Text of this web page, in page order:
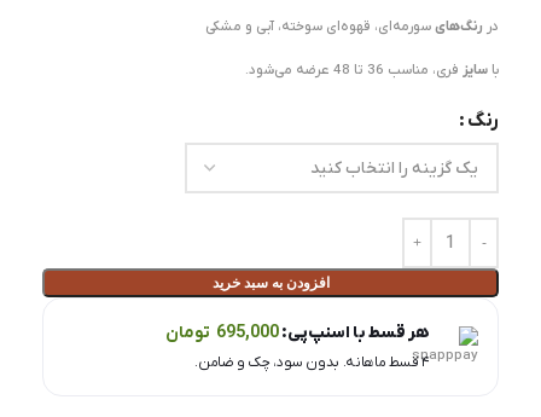
در رنگ‌های سورمه‌ای، قهوه‌ای سوخته، آبی و مشکی
با سایز فری، مناسب 36 تا 48 عرضه می‌شود.
رنگ
افزودن به سبد خرید
هر قسط با اسنپ‌پی:695,000 تومان
۴ قسط ماهانه. بدون سود، چک و ضامن.